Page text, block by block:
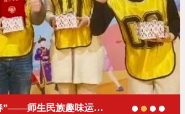
九三学社复旦大学上海医学院分委员会开展新春慰问